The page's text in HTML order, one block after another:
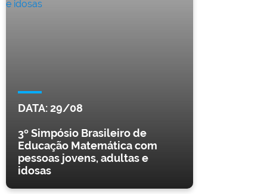
DATA:29/08
3º Simpósio Brasileiro de
Educação Matemática com
pessoas jovens, adultas e
idosas